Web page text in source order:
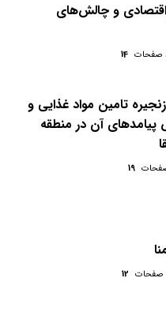
اقتصادی و چالش‌های
صفحات 14
تامین مواد غذایی و
پیامدهای آن در منطقه
19
صفحات 12